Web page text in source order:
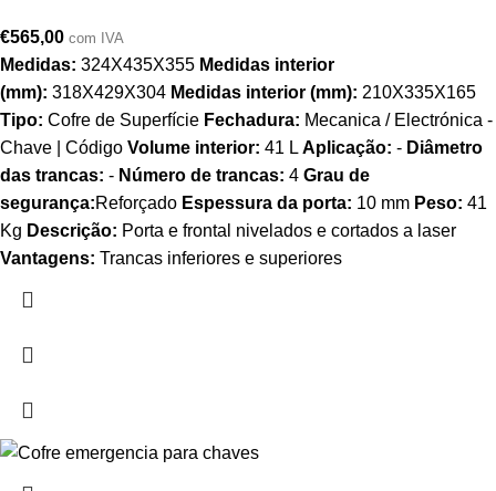
€565,00 com IVA
Medidas: 324X435X355 Medidas interior
(mm): 318X429X304 Medidas interior (mm): 210X335X165
Tipo: Cofre de Superfície Fechadura: Mecanica / Electrónica -
Chave | Código Volume interior: 41 L Aplicação: - Diâmetro
das trancas: - Número de trancas: 4 Grau de
segurança:Reforçado Espessura da porta: 10 mm Peso: 41
Kg Descrição: Porta e frontal nivelados e cortados a laser
Vantagens: Trancas inferiores e superiores